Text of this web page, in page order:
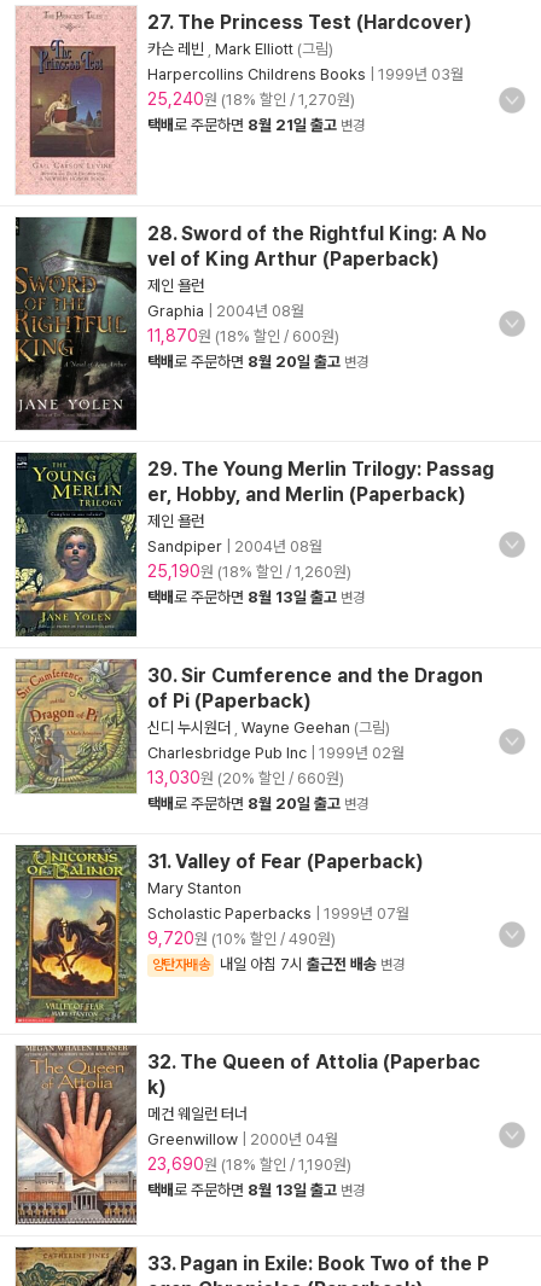
27. The Princess Test (Hardcover)
카슨 레빈 Mark Elliott (그림)
Harpercollins Childrens Books
1999년 03월
25,240원 (18% 할인 / 1,270원)
택배로 주문하면 8월 21일 출고 변경
28. Sword of the Rightful King: A No
vel of King Arthur (Paperback)
제인 욜런
Graphia
2004년 08월
11,870원 (18% 할인 / 600원)
택배로 주문하면 8월 20일 출고 변경
29. The Young Merlin Trilogy: Passag
er, Hobby, and Merlin (Paperback)
제인 욜런
Sandpiper
2004년 08월
25,190원 (18% 할인 / 1,260원)
택배로 주문하면 8월 13일 출고 변경
30. Sir Cumference and the Dragon
of Pi (Paperback)
신디 누시원더 Wayne Geehan (그림)
Charlesbridge Pub Inc
1999년 02월
13,030원 (20% 할인 / 660원)
택배로 주문하면 8월 20일 출고 변경
31. Valley of Fear (Paperback)
Mary Stanton
Scholastic Paperbacks
1999년 07월
9,720원 (10% 할인 / 490원)
양탄자배송 내일 아침 7시 출근전 배송 변경
32. The Queen of Attolia (Paperbac
k)
메건 웨일런 터너
Greenwillow
2000년 04월
23,690원 (18% 할인 / 1,190원)
택배로 주문하면 8월 13일 출고 변경
33. Pagan in Exile: Book Two of the P